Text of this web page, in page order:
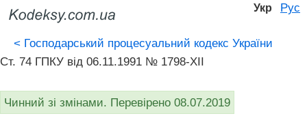
Укр Рус
< Господарський процесуальний кодекс України
Ст. 74 ГПКУ від 06.11.1991 № 1798-XII
Чинний зі змінами. Перевірено 08.07.2019